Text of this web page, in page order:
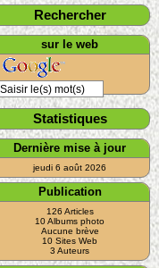
Rechercher
sur le web
Statistiques
Dernière mise à jour
jeudi 6 août 2026
Publication
126 Articles
10 Albums photo
Aucune brève
10 Sites Web
3 Auteurs